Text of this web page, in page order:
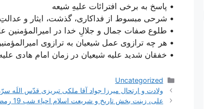
• پاسخ به برخی افترائات علیهِ شیعه
• شرحی مبسوط از فداکاری‌، گذشت، ایثار و عدالتِ
• طلوع صفات جمال و جلالِ خدا در امیرالمؤمنین
• هر چه ترازوی عمل شیعیان به ترازوی
• خفقان شدید علیه شیعیان در زمان امام هادی‌
دسته‌ها
Uncategorized
ناوبری
نوشته‌ها
ولادت و ارتحال ميرزا جواد آقا ملكى تبريزى قدّس اللَه
علی، زینت بخش تاریخ و شریعت اسلام احیاء شب 19 رمضان